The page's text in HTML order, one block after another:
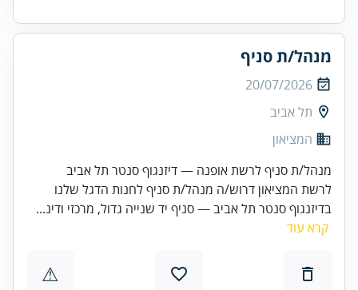
מנהל/ת סניף
20/07/2026
תל אביב
המציאון
מנהל/ת סניף לרשת אופנה — דיזנגוף סנטר תל אביב
לרשת המציאון דרוש/ה מנהל/ת סניף לחנות הדגל שלנו
בדיזנגוף סנטר תל אביב — סניף יד שנייה גדול, מרכזי ודינ...
קרא עוד
⚠